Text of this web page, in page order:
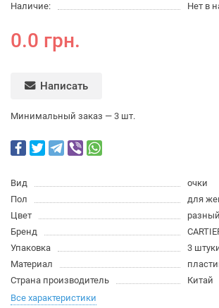
Наличие:
Нет в
0.0 грн.
Написать
Минимальный заказ — 3 шт.
Вид
очки
Пол
для
Цвет
разный
Бренд
Упаковка
3
Материал
Страна производитель
Китай
Все характеристики